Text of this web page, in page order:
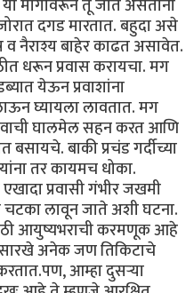
मार्गांवरून तू जात असताना
दगड मारतात. बहुदा असे
व नैराश्य बाहेर काढत असावेत.
धरून प्रवास करायचा. मग
येऊन प्रवाशांना
घ्यायला लावतात. मग
घालमेल सहन करत आणि
बाकी प्रचंड गर्दीच्या
तर कायमच धोका.
प्रवासी गंभीर जखमी
चटका लावून जाते अशी घटना.
आयुष्यभराची करमणूक आहे
अनेक जण तिकिटाचे
आम्हा दुसऱ्या